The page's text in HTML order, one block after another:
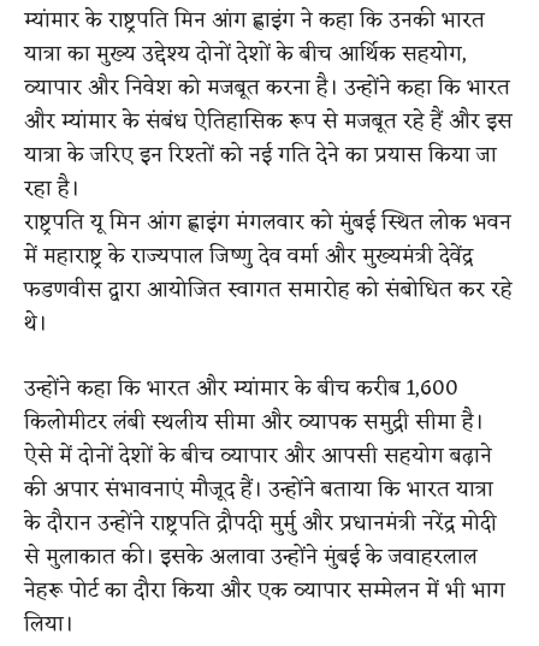
म्यांमार के राष्ट्रपति मिन आंग ह्लाइंग ने कहा कि उनकी भारत
यात्रा का मुख्य उद्देश्य दोनों देशों के बीच आर्थिक सहयोग,
व्यापार और निवेश को मजबूत करना है। उन्होंने कहा कि भारत
और म्यांमार के संबंध ऐतिहासिक रूप से मजबूत रहे हैं और इस
यात्रा के जरिए इन रिश्तों को नई गति देने का प्रयास किया जा
रहा है।
राष्ट्रपति यू मिन आंग ह्लाइंग मंगलवार को मुंबई स्थित लोक भवन
में महाराष्ट्र के राज्यपाल जिष्णु देव वर्मा और मुख्यमंत्री देवेंद्र
फडणवीस द्वारा आयोजित स्वागत समारोह को संबोधित कर रहे
थे।
उन्होंने कहा कि भारत और म्यांमार के बीच करीब 1,600
किलोमीटर लंबी स्थलीय सीमा और व्यापक समुद्री सीमा है।
ऐसे में दोनों देशों के बीच व्यापार और आपसी सहयोग बढ़ाने
की अपार संभावनाएं मौजूद हैं। उन्होंने बताया कि भारत यात्रा
के दौरान उन्होंने राष्ट्रपति द्रौपदी मुर्मु और प्रधानमंत्री नरेंद्र मोदी
से मुलाकात की। इसके अलावा उन्होंने मुंबई के जवाहरलाल
नेहरू पोर्ट का दौरा किया और एक व्यापार सम्मेलन में भी भाग
लिया।